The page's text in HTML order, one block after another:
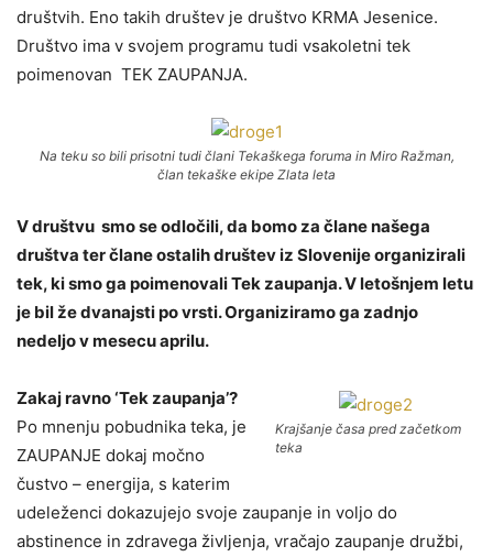
društvih. Eno takih društev je društvo KRMA Jesenice.
Društvo ima v svojem programu tudi vsakoletni tek
poimenovan TEK ZAUPANJA.
Na teku so bili prisotni tudi člani Tekaškega foruma in Miro Ražman,
član tekaške ekipe Zlata leta
V društvu smo se odločili, da bomo za člane našega
društva ter člane ostalih društev iz Slovenije organizirali
tek, ki smo ga poimenovali Tek zaupanja. V letošnjem letu
je bil že dvanajsti po vrsti. Organiziramo ga zadnjo
nedeljo v mesecu aprilu.
Krajšanje časa pred začetkom
teka
Zakaj ravno ‘Tek zaupanja’?
Po mnenju pobudnika teka, je
ZAUPANJE dokaj močno
čustvo – energija, s katerim
udeleženci dokazujejo svoje zaupanje in voljo do
abstinence in zdravega življenja, vračajo zaupanje družbi,